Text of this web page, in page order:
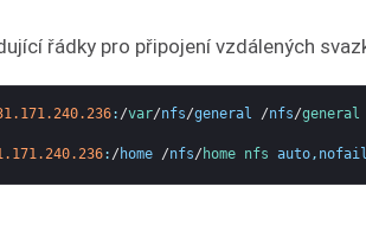
řádky pro připojení vzdálených
: /var/nfs/general /nfs/
: / home /nfs/ home nfs auto,